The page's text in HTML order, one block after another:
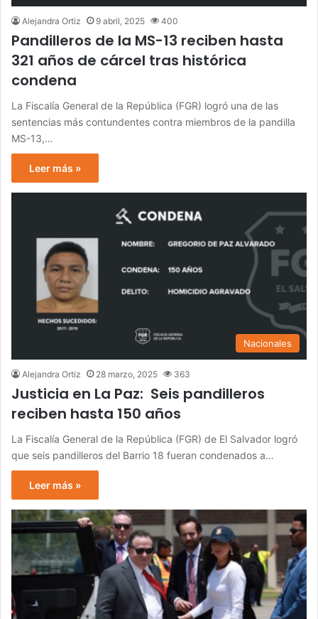
Alejandra Ortiz 9 abril, 2025 400
Pandilleros de la MS-13 reciben hasta
321 años de cárcel tras histórica
condena
La Fiscalía General de la República (FGR) logró una de las
sentencias más contundentes contra miembros de la pandilla
MS-13,…
Leer más »
Nacionales
Alejandra Ortiz 28 marzo, 2025 363
Justicia en La Paz: Seis pandilleros
reciben hasta 150 años
La Fiscalía General de la República (FGR) de El Salvador logró
que seis pandilleros del Barrio 18 fueran condenados a…
Leer más »